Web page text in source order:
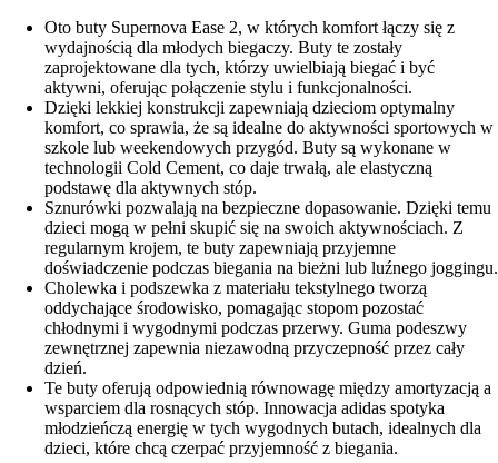
Oto buty Supernova Ease 2, w których komfort łączy się z
wydajnością dla młodych biegaczy. Buty te zostały
zaprojektowane dla tych, którzy uwielbiają biegać i być
aktywni, oferując połączenie stylu i funkcjonalności.
Dzięki lekkiej konstrukcji zapewniają dzieciom optymalny
komfort, co sprawia, że są idealne do aktywności sportowych w
szkole lub weekendowych przygód. Buty są wykonane w
technologii Cold Cement, co daje trwałą, ale elastyczną
podstawę dla aktywnych stóp.
Sznurówki pozwalają na bezpieczne dopasowanie. Dzięki temu
dzieci mogą w pełni skupić się na swoich aktywnościach. Z
regularnym krojem, te buty zapewniają przyjemne
doświadczenie podczas biegania na bieżni lub luźnego joggingu.
Cholewka i podszewka z materiału tekstylnego tworzą
oddychające środowisko, pomagając stopom pozostać
chłodnymi i wygodnymi podczas przerwy. Guma podeszwy
zewnętrznej zapewnia niezawodną przyczepność przez cały
dzień.
Te buty oferują odpowiednią równowagę między amortyzacją a
wsparciem dla rosnących stóp. Innowacja adidas spotyka
młodzieńczą energię w tych wygodnych butach, idealnych dla
dzieci, które chcą czerpać przyjemność z biegania.